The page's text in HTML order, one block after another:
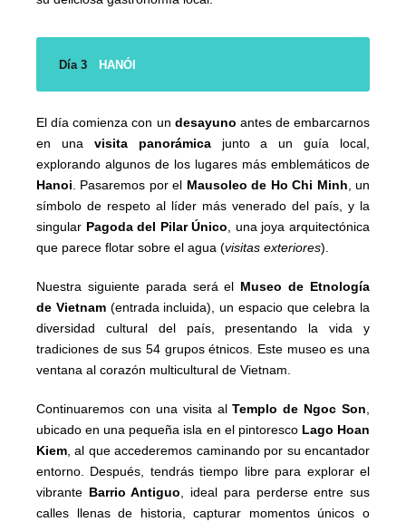
Día 3 HANÓI
El día comienza con un desayuno antes de embarcarnos
en una visita panorámicajunto a un guía local,
explorando algunos de los lugares más emblemáticos de
Hanoi. Pasaremos por el Mausoleo de Ho Chi Minh, un
símbolo de respeto al líder más venerado del país, y la
singular Pagoda del Pilar Único, una joya arquitectónica
que parece flotar sobre el agua (visitas exteriores).
Nuestra siguiente parada será el Museo de Etnología
de Vietnam(entrada incluida), un espacio que celebra la
diversidad cultural del país, presentando la vida y
tradiciones de sus 54 grupos étnicos. Este museo es una
ventana al corazón multicultural de Vietnam.
Continuaremos con una visita alTemplo de Ngoc Son,
ubicado en una pequeña isla en el pintoresco Lago Hoan
Kiem, al que accederemos caminando por su encantador
entorno. Después, tendrás tiempo libre para explorar el
vibrante Barrio Antiguo, ideal para perderse entre sus
calles llenas de historia, capturar momentos únicos o